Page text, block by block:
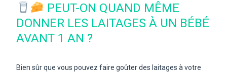
PEUT-ON QUAND MÊME
DONNER LES LAITAGES À UN BÉBÉ
AVANT 1 AN ?
Bien sûr que vous pouvez faire goûter des laitages à votre